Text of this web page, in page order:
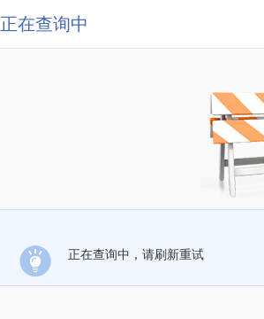
正在查询中
正在查询中，请刷新重试